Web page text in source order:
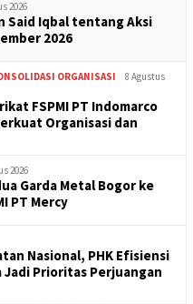
2026
Said Iqbal tentang Aksi
2026
ORGANISASI
8 Agustus
FSPMI PT Indomarco
Organisasi dan
2026
Garda Metal Bogor ke
PT Mercy
Nasional, PHK Efisiensi
Jadi Prioritas Perjuangan